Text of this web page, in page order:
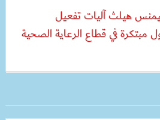
هيلث آليات تفعيل
مبتكرة في قطاع الرعاية الصحية